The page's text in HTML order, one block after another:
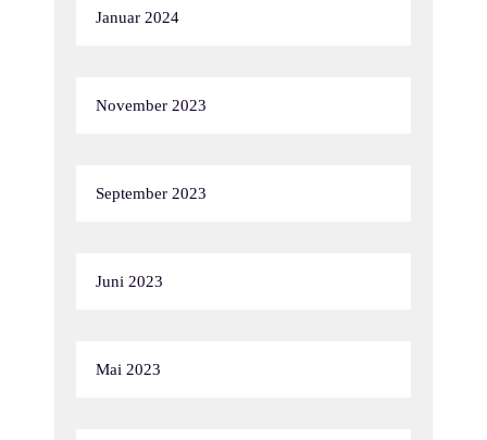
Januar 2024
November 2023
September 2023
Juni 2023
Mai 2023